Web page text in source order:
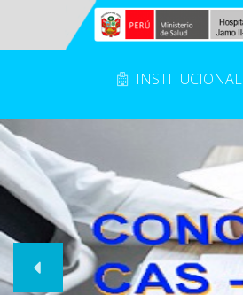
INSTITUCIONAL